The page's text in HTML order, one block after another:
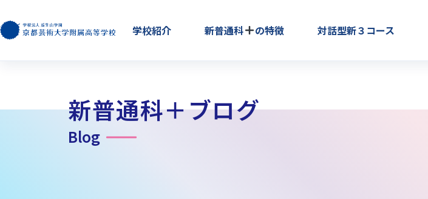
学校紹介 新普通科 の特徴 対話型新３コース
新普通科＋ブログ
Blog